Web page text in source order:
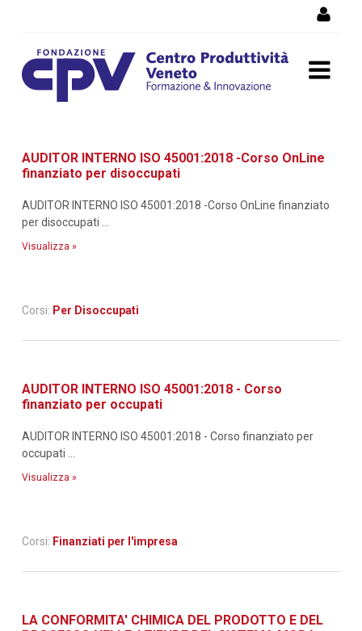
formazione
AUDITOR INTERNO ISO 45001:2018 -Corso OnLine
finanziato per disoccupati
AUDITOR INTERNO ISO 45001:2018 -Corso OnLine finanziato
per disoccupati ...
Visualizza »
Corsi: Per Disoccupati
AUDITOR INTERNO ISO 45001:2018 - Corso
finanziato per occupati
AUDITOR INTERNO ISO 45001:2018 - Corso finanziato per
occupati ...
Visualizza »
Corsi: Finanziati per l'impresa
LA CONFORMITA' CHIMICA DEL PRODOTTO E DEL